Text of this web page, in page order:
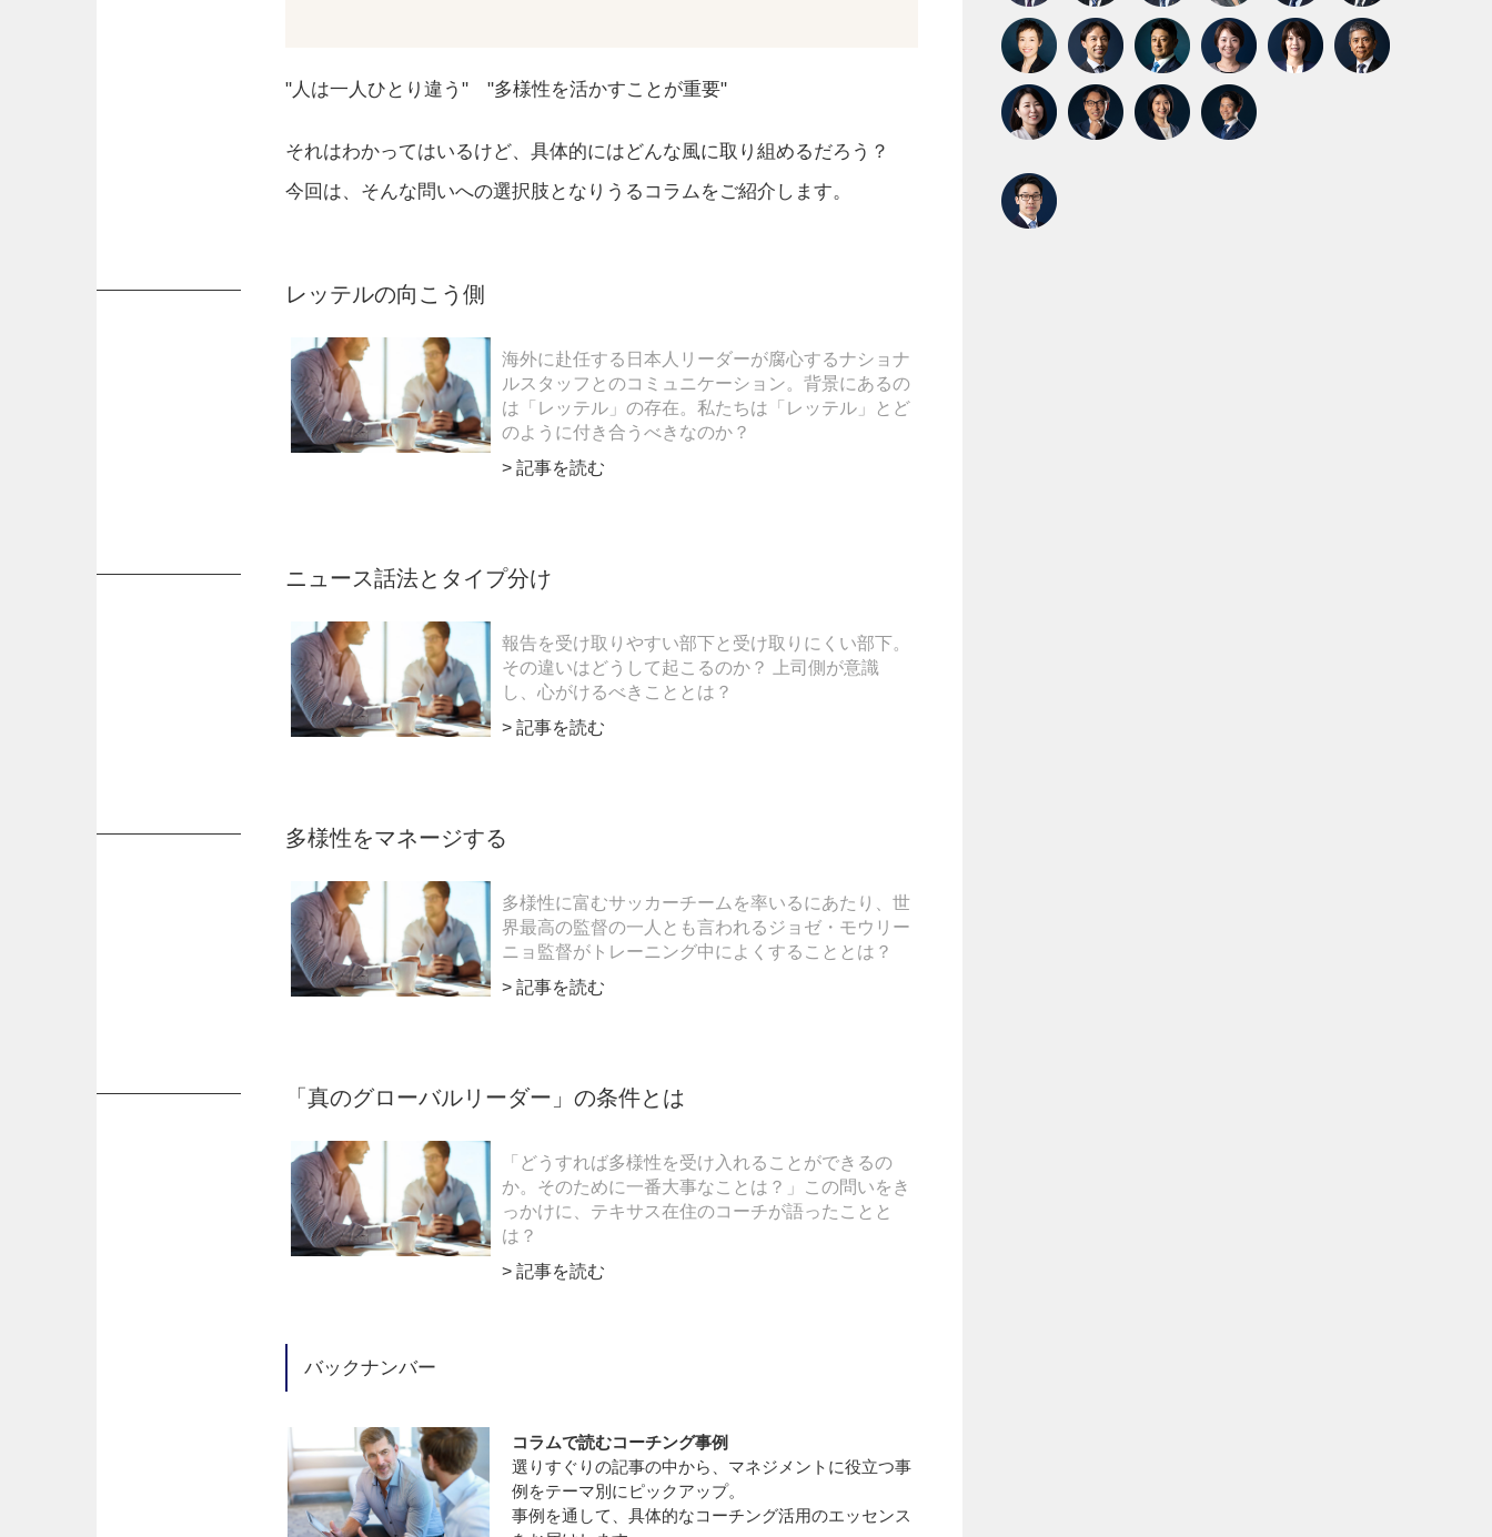
"人は一人ひとり違う" "多様性を活かすことが重要"
それはわかってはいるけど、具体的にはどんな風に取り組めるだろう？
今回は、そんな問いへの選択肢となりうるコラムをご紹介します。
レッテルの向こう側
海外に赴任する日本人リーダーが腐心するナショナ
ルスタッフとのコミュニケーション。背景にあるの
は「レッテル」の存在。私たちは「レッテル」とど
のように付き合うべきなのか？
> 記事を読む
ニュース話法とタイプ分け
報告を受け取りやすい部下と受け取りにくい部下。
その違いはどうして起こるのか？ 上司側が意識
し、心がけるべきこととは？
> 記事を読む
多様性をマネージする
多様性に富むサッカーチームを率いるにあたり、世
界最高の監督の一人とも言われるジョゼ・モウリー
ニョ監督がトレーニング中によくすることとは？
> 記事を読む
「真のグローバルリーダー」の条件とは
「どうすれば多様性を受け入れることができるの
か。そのために一番大事なことは？」この問いをき
っかけに、テキサス在住のコーチが語ったことと
は？
> 記事を読む
バックナンバー
コラムで読むコーチング事例
選りすぐりの記事の中から、マネジメントに役立つ事
例をテーマ別にピックアップ。
事例を通して、具体的なコーチング活用のエッセンス